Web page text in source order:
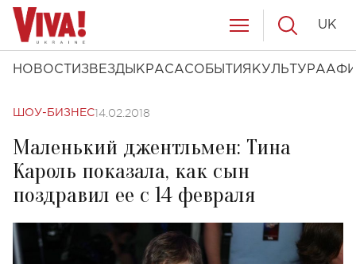
НОВОСТИ ЗВЕЗДЫ КРАСАСОБЫТИЯ КУЛЬТУРА
UK
ШОУ-БИЗНЕС14.02.2018
Маленький джентльмен: Тина
Кароль показала, как сын
поздравил ее с 14 февраля